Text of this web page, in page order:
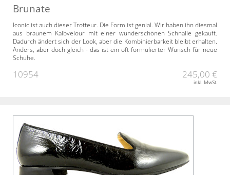
Brunate
Iconic ist auch dieser Trotteur. Die Form ist genial. Wir haben ihn diesmal
aus braunem Kalbvelour mit einer wunderschönen Schnalle gekauft.
Dadurch ändert sich der Look, aber die Kombinierbarkeit bleibt erhalten.
Anders, aber doch gleich - das ist ein oft formulierter Wunsch für neue
Schuhe.
10954 245,00 €
inkl. MwSt.